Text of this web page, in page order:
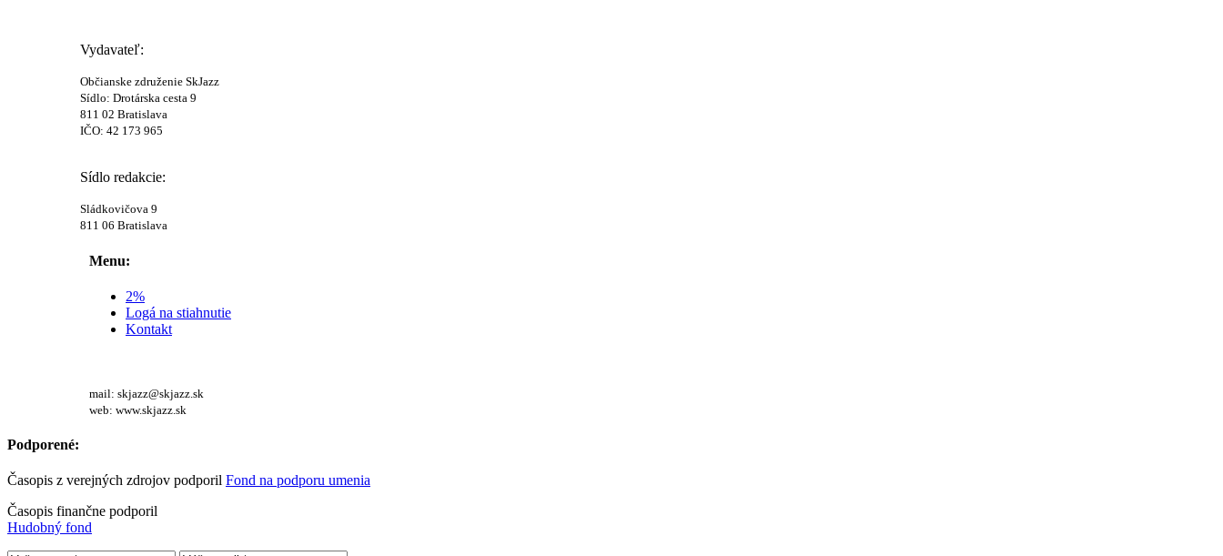
Vydavateľ:
Občianske združenie SkJazz
Sídlo: Drotárska cesta 9
811 02 Bratislava
IČO: 42 173 965
Sídlo redakcie:
Sládkovičova 9
811 06 Bratislava
Menu:
2%
Logá na stiahnutie
Kontakt
mail: skjazz@skjazz.sk
web: www.skjazz.sk
Podporené:
Časopis z verejných zdrojov podporil Fond na podporu umenia
Časopis finančne podporil
Hudobný fond